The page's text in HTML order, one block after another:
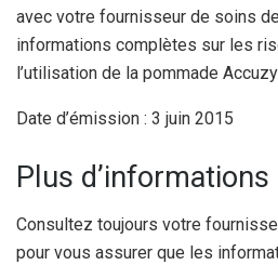
avec votre fournisseur de soins
informations complètes sur les
l’utilisation de la pommade
Date d’émission : 3 juin 2015
Plus d’informations
Consultez toujours votre
pour vous assurer que les